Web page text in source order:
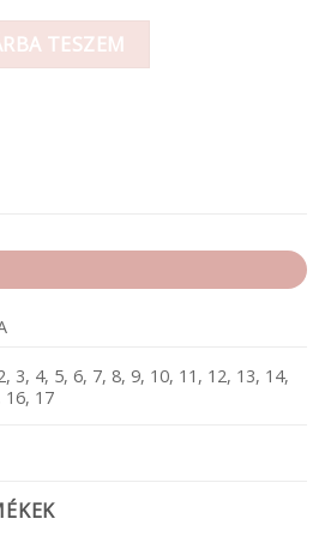
mennyiség
TESZEM
3, 4, 5, 6, 7, 8, 9, 10, 11, 12, 13, 14,
16, 17